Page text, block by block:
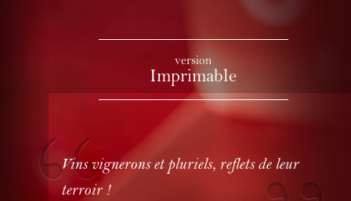
version
Imprimable
Vins vignerons et pluriels, reflets de leur
terroir !